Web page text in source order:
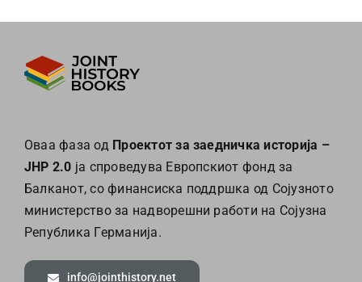
Оваа фаза од Проектот за заедничка историја –
JHP 2.0 ја спроведува Европскиот фонд за
Балканот, со финансиска поддршка од Сојузното
министерство за надворешни работи на Сојузна
Република Германија.
info@jointhistory.net